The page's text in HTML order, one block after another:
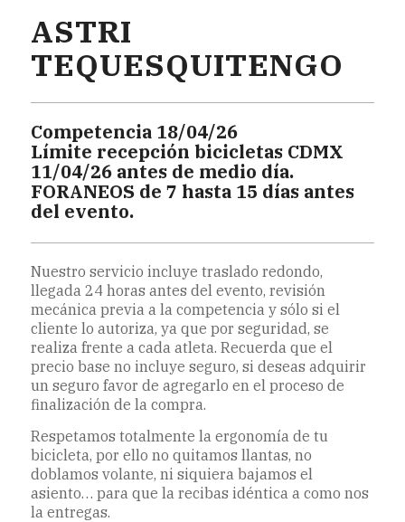
ASTRI
TEQUESQUITENGO
Competencia 18/04/26
Límite recepción bicicletas CDMX
11/04/26 antes de medio día.
FORANEOS de 7 hasta 15 días antes
del evento.
Nuestro servicio incluye traslado redondo,
llegada 24 horas antes del evento, revisión
mecánica previa a la competencia y sólo si el
cliente lo autoriza, ya que por seguridad, se
realiza frente a cada atleta. Recuerda que el
precio base no incluye seguro, si deseas adquirir
un seguro favor de agregarlo en el proceso de
finalización de la compra.
Respetamos totalmente la ergonomía de tu
bicicleta, por ello no quitamos llantas, no
doblamos volante, ni siquiera bajamos el
asiento… para que la recibas idéntica a como nos
la entregas.